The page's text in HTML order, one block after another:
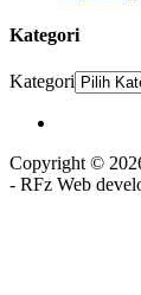
Kategori
Kategori
Copyright ©
- RFz Web